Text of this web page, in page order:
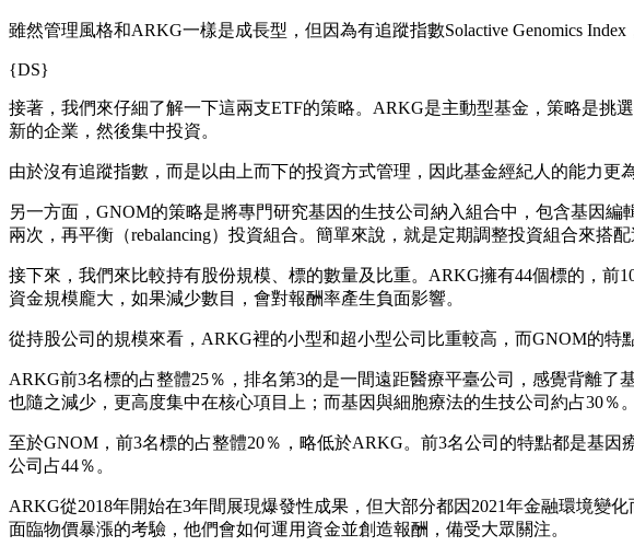
雖然管理風格和ARKG一樣是成長型，但因為有追蹤指數Solactive Genomics Index
{DS}
接著，我們來仔細了解一下這兩支ETF的策略。ARKG是主動型基金，策略是挑
新的企業，然後集中投資。
由於沒有追蹤指數，而是以由上而下的投資方式管理，因此基金經紀人的能力
另一方面，GNOM的策略是將專門研究基因的生技公司納入組合中，包含基因
兩次，再平衡（rebalancing）投資組合。簡單來說，就是定期調整投資組合來搭配
接下來，我們來比較持有股份規模、標的數量及比重。ARKG擁有44個標的，前
資金規模龐大，如果減少數目，會對報酬率產生負面影響。
從持股公司的規模來看，ARKG裡的小型和超小型公司比重較高，而GNOM的特
ARKG前3名標的占整體25％，排名第3的是一間遠距醫療平臺公司，感覺背離
也隨之減少，更高度集中在核心項目上；而基因與細胞療法的生技公司約占30％。
至於GNOM，前3名標的占整體20％，略低於ARKG。前3名公司的特點都是基
公司占44％。
ARKG從2018年開始在3年間展現爆發性成果，但大部分都因2021年金融環境變
面臨物價暴漲的考驗，他們會如何運用資金並創造報酬，備受大眾關注。